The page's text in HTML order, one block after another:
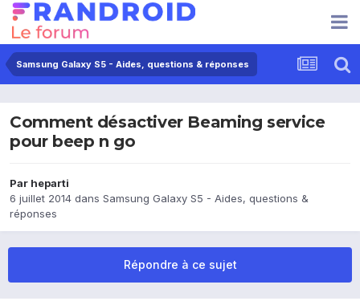
Samsung Galaxy S5 - Aides, questions & réponses
Comment désactiver Beaming service
pour beep n go
Par heparti
6 juillet 2014 dans Samsung Galaxy S5 - Aides, questions &
réponses
Répondre à ce sujet